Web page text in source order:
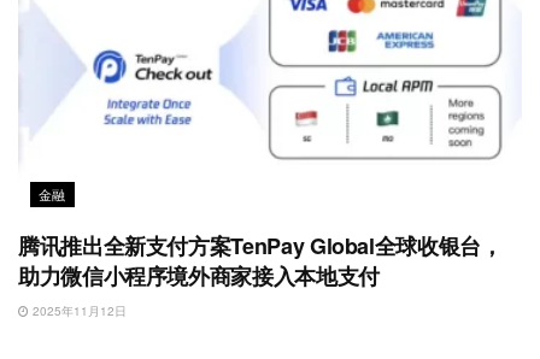
金融
腾讯推出全新支付方案TenPay Global全球收银台，
助力微信小程序境外商家接入本地支付
2025年11月12日